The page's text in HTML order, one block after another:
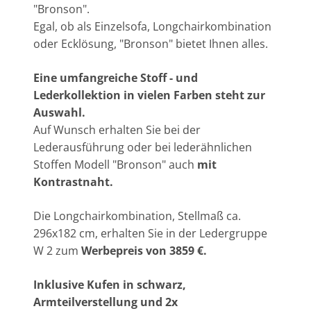
"Bronson".
Egal, ob als Einzelsofa, Longchairkombination
oder Ecklösung, "Bronson" bietet Ihnen alles.
Eine umfangreiche Stoff - und
Lederkollektion in vielen Farben steht zur
Auswahl.
Auf Wunsch erhalten Sie bei der
Lederausführung oder bei lederähnlichen
Stoffen Modell "Bronson" auch mit
Kontrastnaht.
Die Longchairkombination, Stellmaß ca.
296x182 cm, erhalten Sie in der Ledergruppe
W 2 zum Werbepreisvon 3859 €.
Inklusive Kufen in schwarz,
Armteilverstellung und 2x